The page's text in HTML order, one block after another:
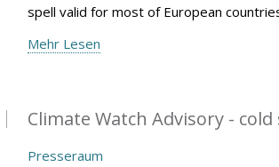
spell valid for most of European
Mehr Lesen
Climate Watch Advisory - cold
Presseraum